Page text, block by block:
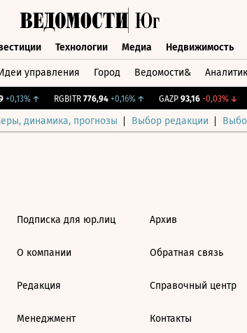
Технологии Медиа Недвижимость
управления Город Ведомости&
+0,13%↑ RGBITR 776,94 +0,16%↑ GAZP 93,16 -0,03%↓
динамика, прогнозы Выбор редакции
Подписка для юр.лиц
О компании
Редакция
Менеджмент
Архив
Обратная связь
Справочный центр
Контакты